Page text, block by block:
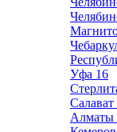
Уфа 16
Салават
Алматы